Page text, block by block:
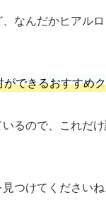
なんだかヒアル
できるおすすめ
るので、これだ
つけてくださいね